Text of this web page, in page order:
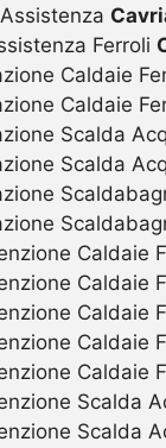
Ferroli
Caldaie
Caldaie
Scalda
Scalda
Caldaie
Caldaie
Caldaie
Caldaie
Caldaie
Scalda
Scalda